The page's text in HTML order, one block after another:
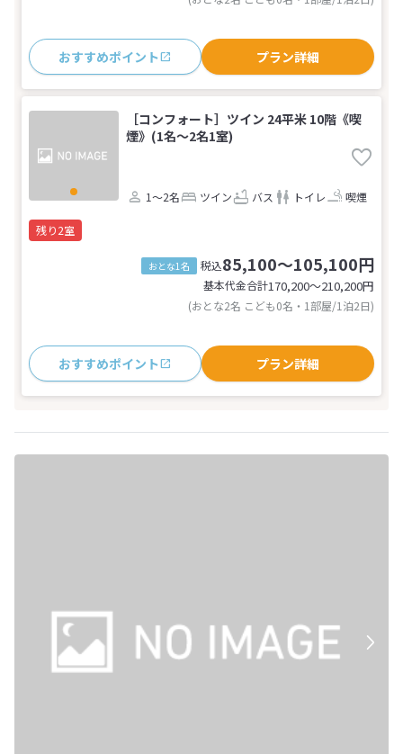
おすすめポイント プラン詳細
［コンフォート］ツイン 24平米 10階《喫
煙》(1名～2名1室)
1～2名 ツイン バス トイレ 喫煙
残り2室
おとな1名 税込85,100～105,100円
基本代金合計170,200〜210,200円
(おとな2名 こども0名・1部屋/1泊2日)
おすすめポイント プラン詳細